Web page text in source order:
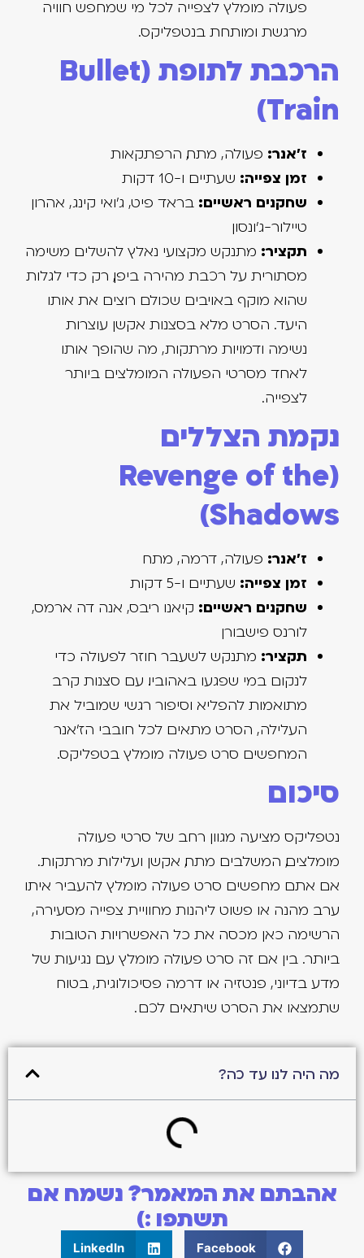
פעולה מומלץ לצפייה לכל מי שמחפש חוויה
מרגשת ומותחת בנטפליקס.
הרכבת לתופת (Bullet
Train)
ז'אנר:פעולה, מתח, הרפתקאות
זמן צפייה:שעתיים ו-10 דקות
שחקנים ראשיים:בראד פיט, ג'ואי קינג, אהרון
טיילור-ג'ונסון
תקציר:מתנקש מקצועי נאלץ להשלים משימה
מסתורית על רכבת מהירה ביפן, רק כדי לגלות
שהוא מוקף באויבים שכולם רוצים את אותו
היעד. הסרט מלא בסצנות אקשן עוצרות
נשימה ודמויות מרתקות, מה שהופך אותו
לאחד מסרטי הפעולה המומלצים ביותר
לצפייה.
נקמת הצללים
(Revenge of the
Shadows)
ז'אנר:פעולה, דרמה, מתח
זמן צפייה:שעתיים ו-5 דקות
שחקנים ראשיים:קיאנו ריבס, אנה דה ארמס,
לורנס פישבורן
תקציר:מתנקש לשעבר חוזר לפעולה כדי
לנקום במי שפגעו באהוביו. עם סצנות קרב
מתואמות להפליא וסיפור רגשי שמוביל את
העלילה, הסרט מתאים לכל חובבי הז'אנר
המחפשים סרט פעולה מומלץ בטפליקס.
סיכום
נטפליקס מציעה מגוון רחב של סרטי פעולה
מומלצים, המשלבים מתח, אקשן ועלילות מרתקות.
אם אתם מחפשים סרט פעולה מומלץ להעביר איתו
ערב מהנה או פשוט ליהנות מחוויית צפייה מסעירה,
הרשימה כאן מכסה את כל האפשרויות הטובות
ביותר. בין אם זה סרט פעולה מומלץ עם נגיעות של
מדע בדיוני, פנטזיה או דרמה פסיכולוגית, בטוח
שתמצאו את הסרט שיתאים לכם .
מה היה לנו עד כה?
אהבתם את המאמר? נשמח אם
תשתפו :)
Facebook
LinkedIn